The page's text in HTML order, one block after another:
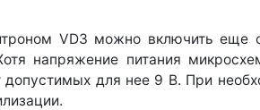
VD3 можно включить еще
напряжение питания
для нее 9 В. При